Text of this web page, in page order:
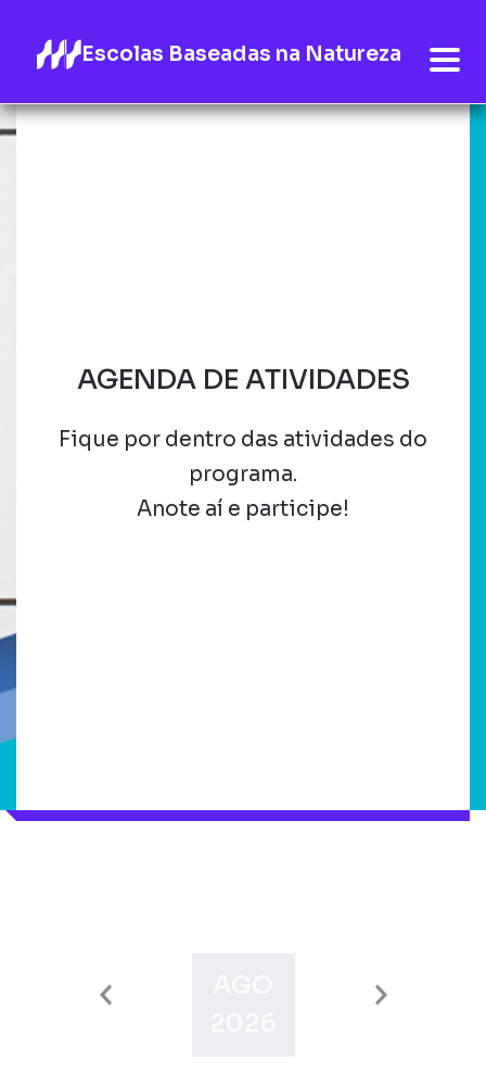
Escolas Baseadas na Natureza
AGENDA DE ATIVIDADES
Fique por dentro das atividades do
programa.
Anote aí e participe!
SET